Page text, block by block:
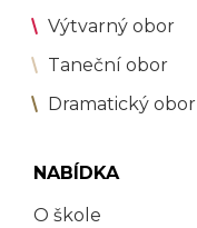
Výtvarný obor
Taneční obor
Dramatický obor
NABÍDKA
O škole